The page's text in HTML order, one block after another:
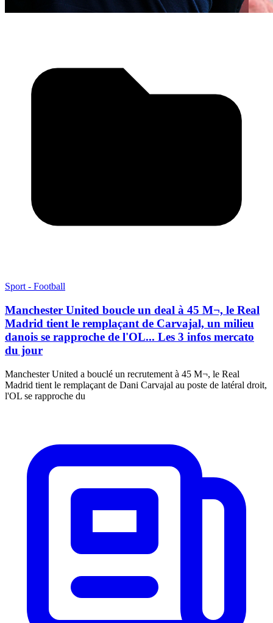
Sport - Football
Manchester United boucle un deal à 45 M¬, le Real
Madrid tient le remplaçant de Carvajal, un milieu
danois se rapproche de l'OL... Les 3 infos mercato
du jour
Manchester United a bouclé un recrutement à 45 M¬, le Real
Madrid tient le remplaçant de Dani Carvajal au poste de latéral droit,
l'OL se rapproche du